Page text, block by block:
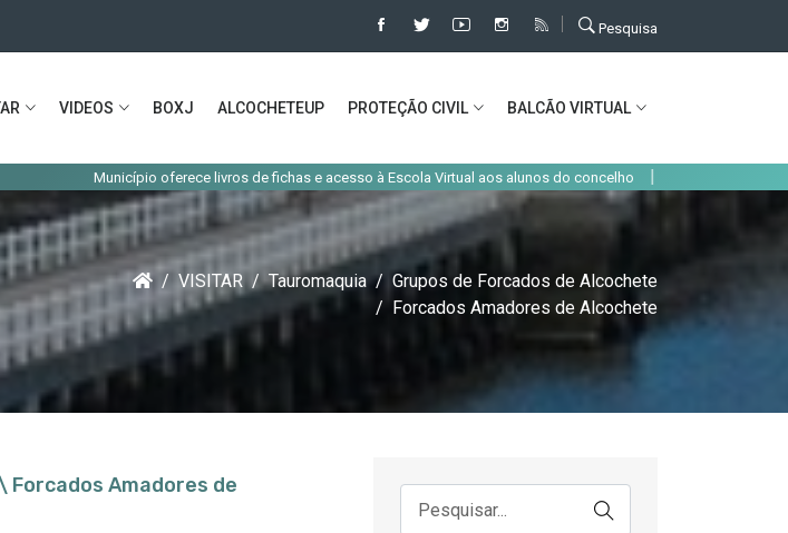
Pesquisa
VIDEOS BOXJ ALCOCHETEUP PROTEÇÃO CIVIL BALCÃO VIRTUAL
Município oferece livros de fichas e acesso à Escola Virtual aos alunos do concelho | Alteração de trânsito em
VISITAR Tauromaquia
Grupos de Forcados de Alcochete
Forcados Amadores de Alcochete
Forcados Amadores de